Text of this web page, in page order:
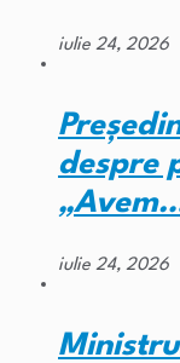
iulie 24, 2026
despre
iulie 24, 2026